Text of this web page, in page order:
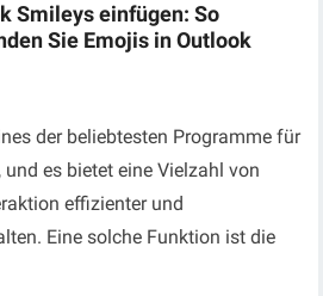
Smileys einfügen: So
Sie Emojis in Outlook
der beliebtesten Programme für
es bietet eine Vielzahl von
effizienter und
Eine solche Funktion ist die